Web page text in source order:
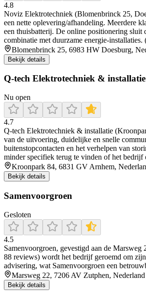
4.8
Noviz Elektrotechniek (Blomenbrinck 25,
een nette oplevering/afhandeling. Meerdere
een thuisbatterij. De online positionering sluit
combinatie met duurzame energie-
Blomenbrinck 25, 6983 HW Doesburg,
Bekijk details
Q-tech Elektrotechniek & installatie
Nu open
4.7
Q-tech Elektrotechniek & installatie
van de uitvoering, duidelijke en snelle
buitenstopcontacten en het verhelpen van
minder specifiek terug te vinden of het bedrijf
Kroonpark 84, 6831 GV Arnhem,
Bekijk details
Samenvoorgroen
Gesloten
4.5
Samenvoorgroen, gevestigd aan de
88 reviews) wordt het bedrijf geroemd om
advisering, wat Samenvoorgroen een
Marsweg 22, 7206 AV Zutphen, Nederland
Bekijk details